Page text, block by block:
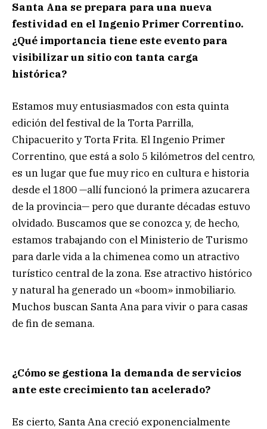
Santa Ana se prepara para una nueva
festividad en el Ingenio Primer Correntino.
¿Qué importancia tiene este evento para
visibilizar un sitio con tanta carga
histórica?
Estamos muy entusiasmados con esta quinta
edición del festival de la Torta Parrilla,
Chipacuerito y Torta Frita. El Ingenio Primer
Correntino, que está a solo 5 kilómetros del centro,
es un lugar que fue muy rico en cultura e historia
desde el 1800 —allí funcionó la primera azucarera
de la provincia— pero que durante décadas estuvo
olvidado. Buscamos que se conozca y, de hecho,
estamos trabajando con el Ministerio de Turismo
para darle vida a la chimenea como un atractivo
turístico central de la zona. Ese atractivo histórico
y natural ha generado un «boom» inmobiliario.
Muchos buscan Santa Ana para vivir o para casas
de fin de semana.
¿Cómo se gestiona la demanda de servicios
ante este crecimiento tan acelerado?
Es cierto, Santa Ana creció exponencialmente